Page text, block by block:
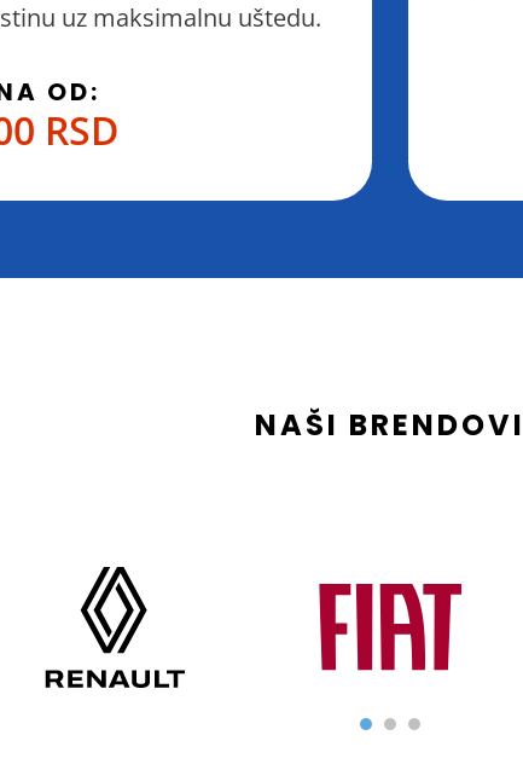
uz maksimalnu uštedu.
OD:
RSD
NAŠI BRENDOVI